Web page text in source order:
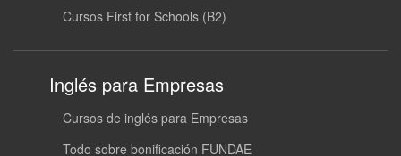
Cursos First for Schools (B2)
Inglés para Empresas
Cursos de inglés para Empresas
Todo sobre bonificación FUNDAE